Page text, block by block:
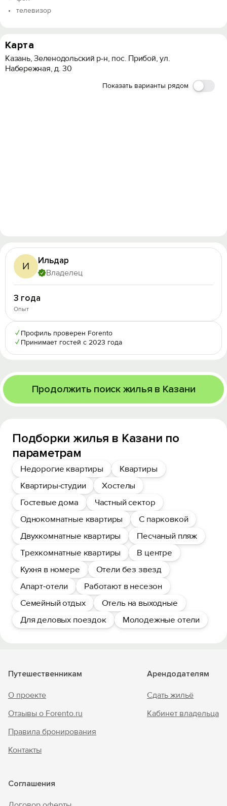
телевизор
Карта
Казань, Зеленодольский р-н, пос. Прибой, ул.
Набережная, д. 30
Показать варианты рядом
И Ильдар
Владелец
3 года
Опыт
✓ Профиль проверен Forento
✓ Принимает гостей с 2023 года
Продолжить поиск жилья в Казани
Подборки жилья в Казани по
параметрам
Недорогие квартиры
Квартиры
Квартиры-студии
Хостелы
Гостевые дома
Частный сектор
Однокомнатные квартиры
С парковкой
Двухкомнатные квартиры
Песчаный пляж
Трехкомнатные квартиры
В центре
Кухня в номере
Отели без звезд
Апарт-отели
Работают в несезон
Семейный отдых
Отель на выходные
Для деловых поездок
Молодежные отели
Путешественникам
О проекте
Отзывы о Forento.ru
Правила бронирования
Контакты
Арендодателям
Сдать жильё
Кабинет владельца
Соглашения